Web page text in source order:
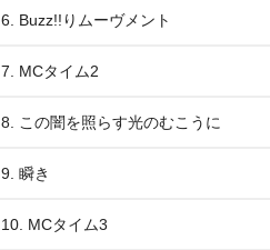
6. Buzz!!りムーヴメント
7. MCタイム2
8. この闇を照らす光のむこうに
9. 瞬き
10. MCタイム3